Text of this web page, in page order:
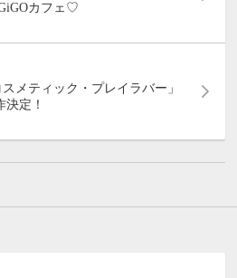
カフェ♡
スメティック・プレイラバー」
決定！